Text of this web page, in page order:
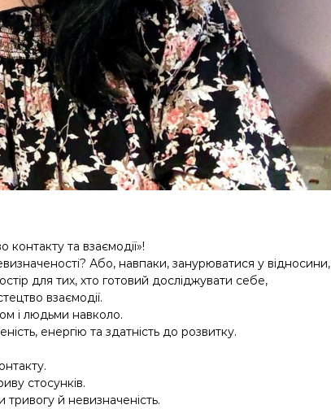
та взаємодії»!
Або, навпаки, занурюватися у відносини,
для тих, хто готовий досліджувати себе,
взаємодії.
і людьми навколо.
енергію та здатність до розвитку.
стосунків.
й невизначеність.